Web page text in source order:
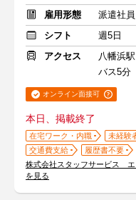
雇用形態
派遣社員
シフト
週5日
アクセス
八幡浜駅
バス5分
オンライン面接可
本日、掲載終了
在宅ワーク・内職 未経験
交通費支給
履歴書不要
株式会社スタッフサービス エ
を見る